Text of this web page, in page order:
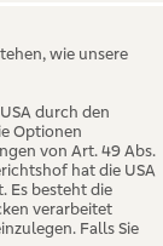
wie unsere
durch den
Optionen
von Art. 49 Abs.
hat die USA
Es besteht die
verarbeitet
Falls Sie